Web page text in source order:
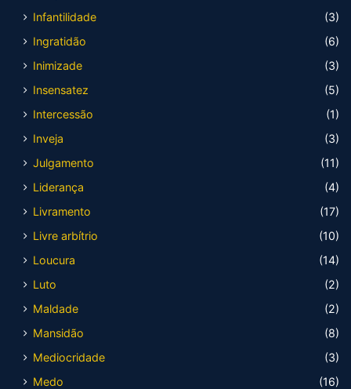
Infantilidade
(3)
Ingratidão
(6)
Inimizade
(3)
Insensatez
(5)
Intercessão
(1)
Inveja
(3)
Julgamento
(11)
Liderança
(4)
Livramento
(17)
Livre arbítrio
(10)
Loucura
(14)
Luto
(2)
Maldade
(2)
Mansidão
(8)
Mediocridade
(3)
Medo
(16)